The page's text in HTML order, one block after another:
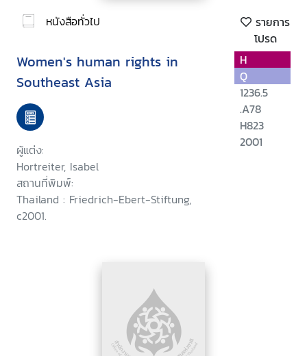
หนังสือทั่วไป
รายการ
โปรด
Women's human rights in
Southeast Asia
ผู้แต่ง:
Hortreiter, Isabel
สถานที่พิมพ์:
Thailand : Friedrich-Ebert-Stiftung,
c2001.
H
Q
1236.5
.A78
H823
2001